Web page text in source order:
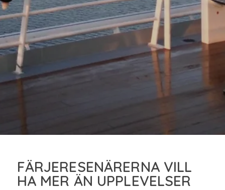
FÄRJERESENÄRERNA VILL
HA MER ÄN UPPLEVELSER